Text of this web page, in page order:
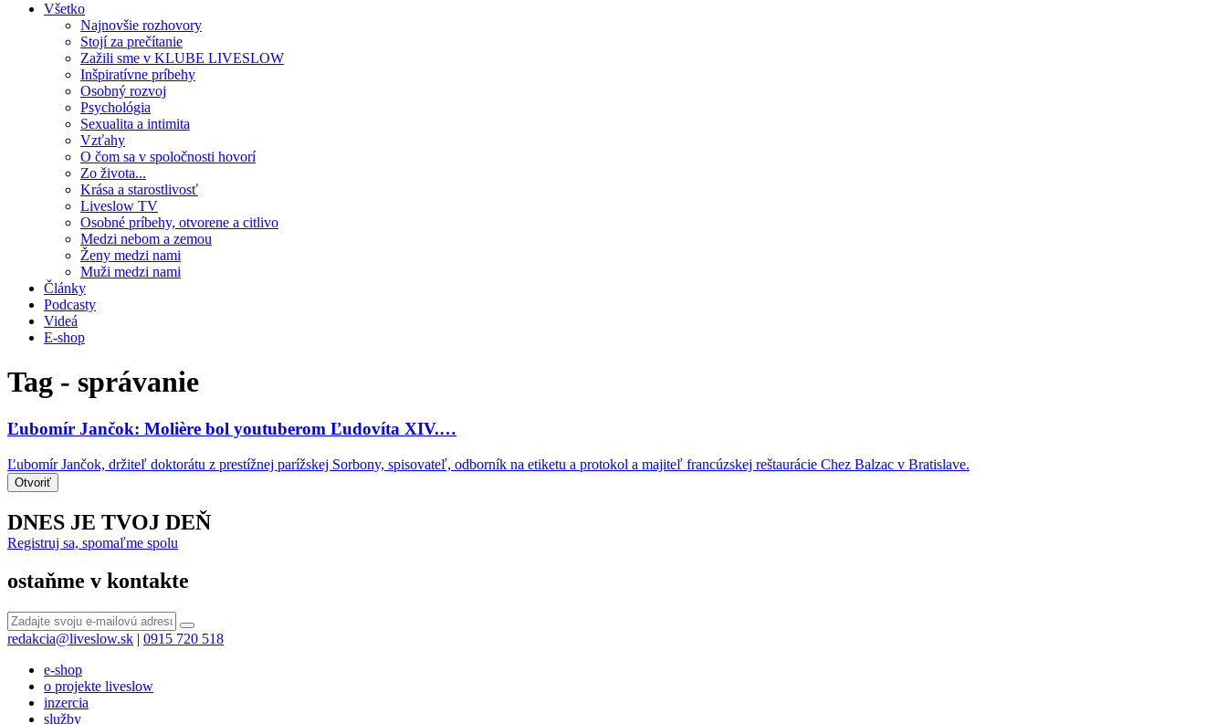
Všetko
Najnovšie rozhovory
Stojí za prečítanie
Zažili sme v KLUBE LIVESLOW
Inšpiratívne príbehy
Osobný rozvoj
Psychológia
Sexualita a intimita
Vzťahy
O čom sa v spoločnosti hovorí
Zo života...
Krása a starostlivosť
Liveslow TV
Osobné príbehy, otvorene a citlivo
Medzi nebom a zemou
Ženy medzi nami
Muži medzi nami
Články
Podcasty
Videá
E-shop
Tag - správanie
Ľubomír Jančok: Molière bol youtuberom Ľudovíta XIV.…
Ľubomír Jančok, držiteľ doktorátu z prestížnej parížskej Sorbony, spisovateľ, odborník na etiketu a protokol a majiteľ francúzskej reštaurácie Chez Balzac v Bratislave.
Otvoriť
DNES JE TVOJ DEŇ
Registruj sa, spomaľme spolu
ostaňme v kontakte
redakcia@liveslow.sk | 0915 720 518
e-shop
o projekte liveslow
inzercia
služby